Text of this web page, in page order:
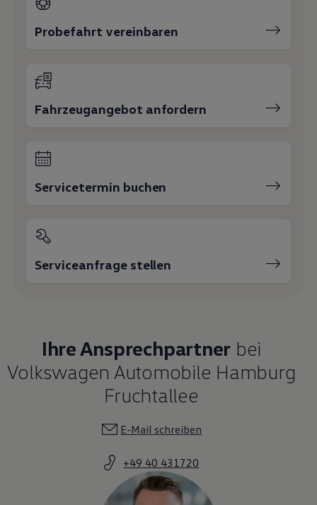
Probefahrt vereinbaren
Fahrzeugangebot anfordern
Servicetermin buchen
Serviceanfrage stellen
Ihre Ansprechpartner bei
Volkswagen Automobile Hamburg
Fruchtallee
E-Mail schreiben
+49 40 431720